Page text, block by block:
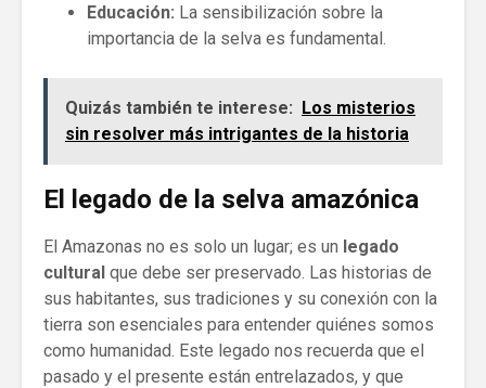
Educación: La sensibilización sobre la
importancia de la selva es fundamental.
Quizás también te interese: Los misterios
sin resolver más intrigantes de la historia
El legado de la selva amazónica
El Amazonas no es solo un lugar; es un legado
cultural que debe ser preservado. Las historias de
sus habitantes, sus tradiciones y su conexión con la
tierra son esenciales para entender quiénes somos
como humanidad. Este legado nos recuerda que el
pasado y el presente están entrelazados, y que